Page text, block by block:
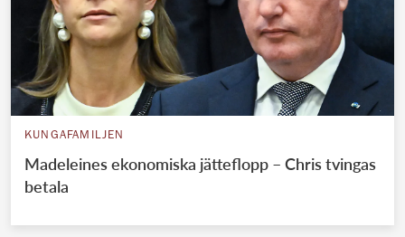
KUNGAFAMILJEN
Madeleines ekonomiska jätteflopp – Chris tvingas
betala